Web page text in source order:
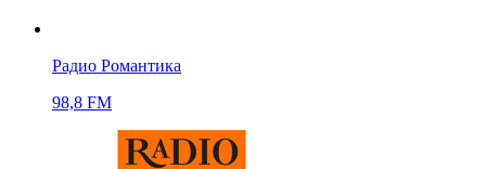
Радио Романтика
98,8 FM